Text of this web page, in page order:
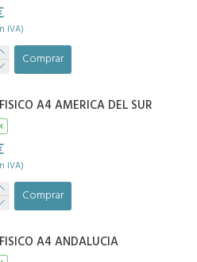
IVA)
Comprar
A4 AMERICA DEL SUR
IVA)
Comprar
A4 ANDALUCIA